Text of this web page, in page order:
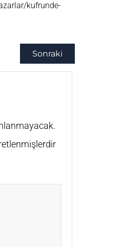
kufrunde-
Sonraki